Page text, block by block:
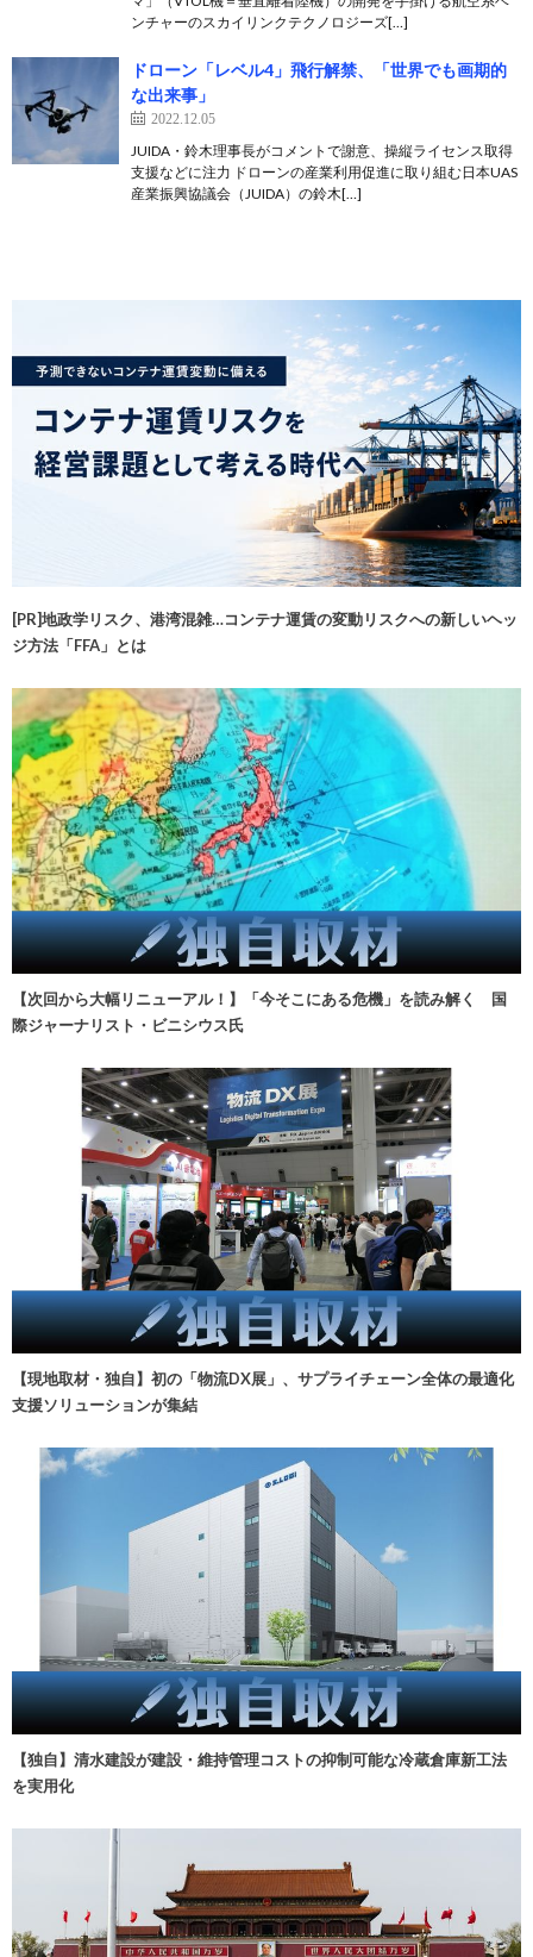
ンチャーのスカイリンクテクノロジーズ[…]
ドローン「レベル4」飛行解禁、「世界でも画期的
な出来事」
2022.12.05
JUIDA・鈴木理事長がコメントで謝意、操縦ライセンス取得
支援などに注力 ドローンの産業利用促進に取り組む日本UAS
産業振興協議会（JUIDA）の鈴木[…]
[PR]地政学リスク、港湾混雑…コンテナ運賃の変動リスクへの新しいヘッ
ジ方法「FFA」とは
【次回から大幅リニューアル！】「今そこにある危機」を読み解く 国
際ジャーナリスト・ビニシウス氏
【現地取材・独自】初の「物流DX展」、サプライチェーン全体の最適化
支援ソリューションが集結
【独自】清水建設が建設・維持管理コストの抑制可能な冷蔵倉庫新工法
を実用化